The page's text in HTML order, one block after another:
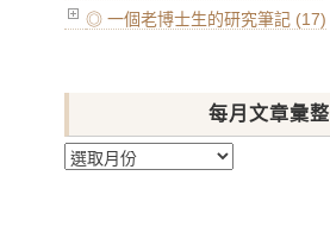
◎ 一個老博士生的研究筆記 (17)
每月文章彙整
每